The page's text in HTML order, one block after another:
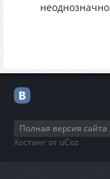
Полная версия сайта
Хостинг от uCoz